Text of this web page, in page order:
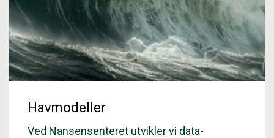
Havmodeller
Ved Nansensenteret utvikler vi data­­